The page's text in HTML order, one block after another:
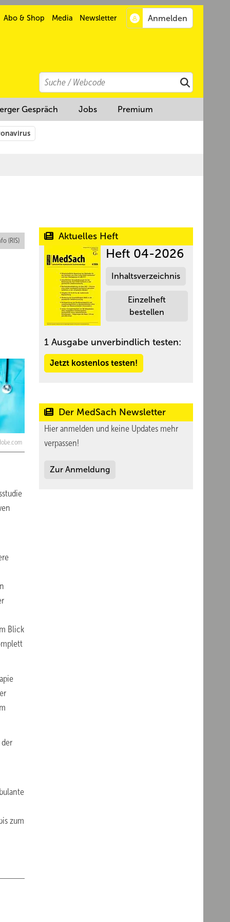
Abo & Shop Media Newsletter
Search
Suchen
Gespräch Jobs Premium
(RIS)
Blick
zum
Aktuelles Heft
Heft 04-2026
Inhaltsverzeichnis
Einzelheft
bestellen
1 Ausgabe unverbindlich testen:
Jetzt kostenlos testen!
Der MedSach Newsletter
Hier anmelden und keine Updates mehr
verpassen!
Zur Anmeldung